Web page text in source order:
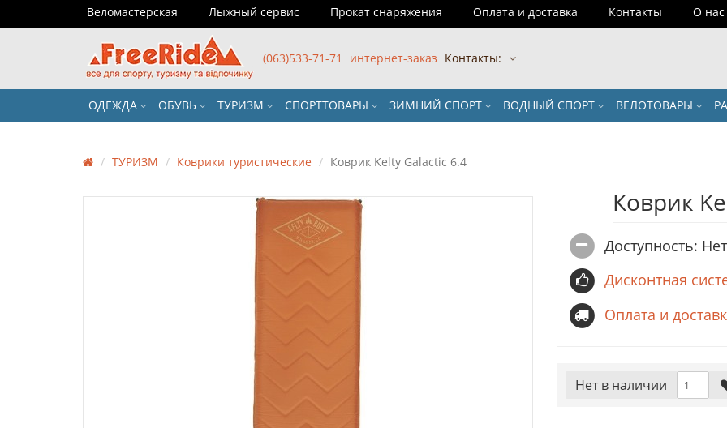
Веломастерская Лыжный сервис Прокат снаряжения Оплата и доставка Контакты О нас
(063)533-71-71 интернет-заказ Контакты:
ОДЕЖДА ОБУВЬ ТУРИЗМ СПОРТТОВАРЫ ЗИМНИЙ СПОРТ ВОДНЫЙ СПОРТ ВЕЛОТОВАРЫ
ТУРИЗМ Коврики туристические Коврик Kelty Galactic 6.4
Коврик
Доступность:
Дисконтная
Оплата и
Нет в наличии